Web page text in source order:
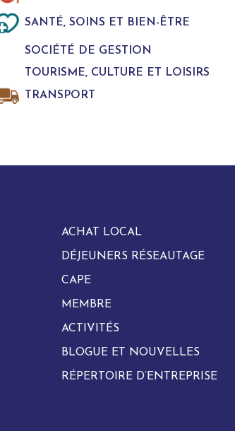
SANTÉ, SOINS ET BIEN-ÊTRE
SOCIÉTÉ DE GESTION
TOURISME, CULTURE ET LOISIRS
TRANSPORT
ACHAT LOCAL
DÉJEUNERS RÉSEAUTAGE
CAPE
MEMBRE
ACTIVITÉS
BLOGUE ET NOUVELLES
RÉPERTOIRE D’ENTREPRISE